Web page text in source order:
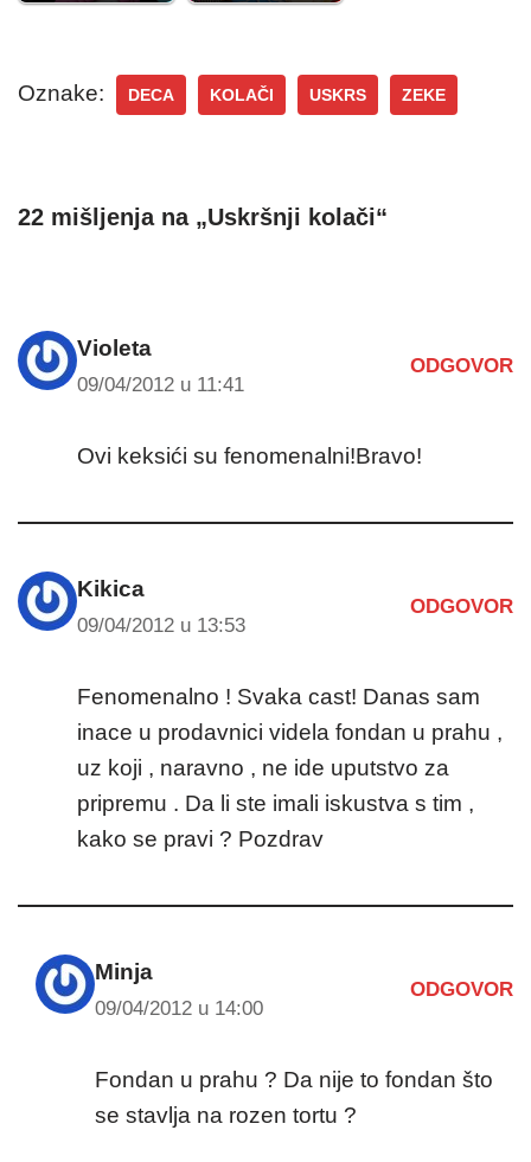
Oznake: DECA KOLAČI USKRS ZEKE
22 mišljenja na „Uskršnji kolači“
Violeta
09/04/2012 u 11:41
ODGOVOR
Ovi keksići su fenomenalni!Bravo!
Kikica
09/04/2012 u 13:53
ODGOVOR
Fenomenalno ! Svaka cast! Danas sam
inace u prodavnici videla fondan u prahu ,
uz koji , naravno , ne ide uputstvo za
pripremu . Da li ste imali iskustva s tim ,
kako se pravi ? Pozdrav
Minja
09/04/2012 u 14:00
ODGOVOR
Fondan u prahu ? Da nije to fondan što
se stavlja na rozen tortu ?